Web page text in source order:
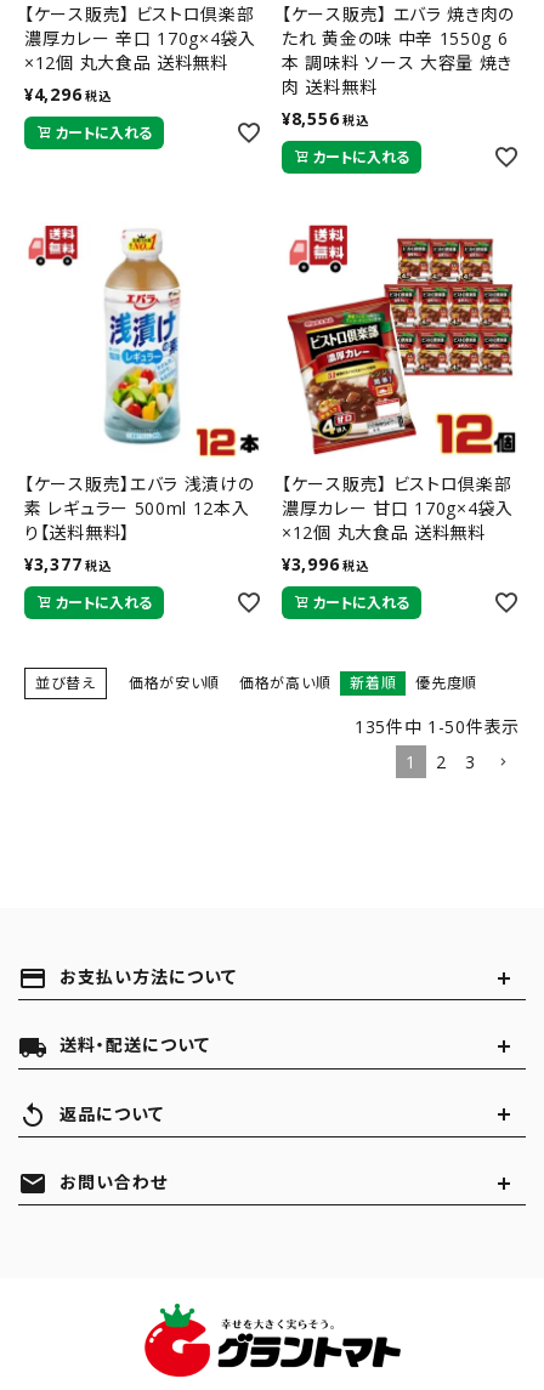
【ケース販売】 ビストロ倶楽部
濃厚カレー 辛口 170g×4袋入
×12個 丸大食品 送料無料
¥4,296 税込
カートに入れる
【ケース販売】 エバラ 焼き肉の
たれ 黄金の味 中辛 1550g 6
本 調味料 ソース 大容量 焼き
肉 送料無料
¥8,556 税込
カートに入れる
【ケース販売】エバラ 浅漬けの
素 レギュラー 500ml 12本入
り【送料無料】
¥3,377 税込
カートに入れる
【ケース販売】 ビストロ倶楽部
濃厚カレー 甘口 170g×4袋入
×12個 丸大食品 送料無料
¥3,996 税込
カートに入れる
並び替え 価格が安い順 価格が高い順 新着順 優先度順
135件中 1 -50件表示
1
2 3
payment お支払い方法について
local_shipping 送料・配送について
replay 返品について
mail お問い合わせ